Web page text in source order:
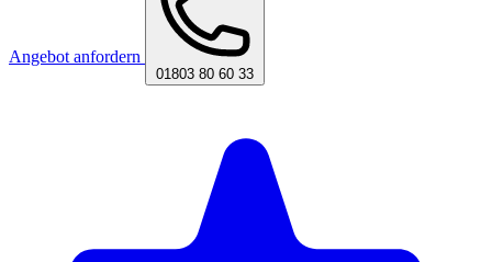
Angebot anfordern
01803 80 60 33